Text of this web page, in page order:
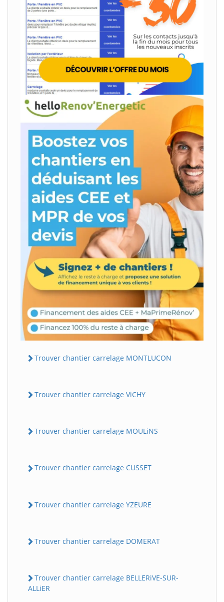
Trouver chantier carrelage MONTLUCON
Trouver chantier carrelage ViCHY
Trouver chantier carrelage MOULiNS
Trouver chantier carrelage CUSSET
Trouver chantier carrelage YZEURE
Trouver chantier carrelage DOMERAT
Trouver chantier carrelage BELLERiVE-SUR-
ALLiER